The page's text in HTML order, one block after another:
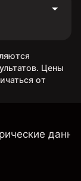
Цены
от